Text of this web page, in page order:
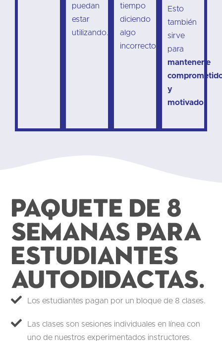
puedan
estar
utilizando.
tiempo
diciendo
algo
incorrecto.
Esto
también
sirve
para
mantenerle
y
motivado
Paquete de 8
semanas para
estudiantes
autodidactas.
Los estudiantes pagan por un bloque de 8 clases.
Las clases son sesiones individuales en línea con
uno de nuestros experimentados instructores.